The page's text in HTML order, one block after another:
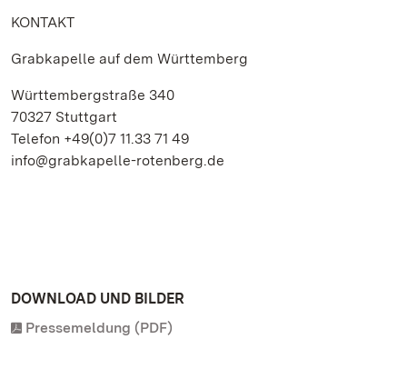
KONTAKT
Grabkapelle auf dem Württemberg
Württembergstraße 340
70327 Stuttgart
Telefon +49(0)7 11.33 71 49
info@grabkapelle-rotenberg.de
DOWNLOAD UND BILDER
Pressemeldung (PDF)